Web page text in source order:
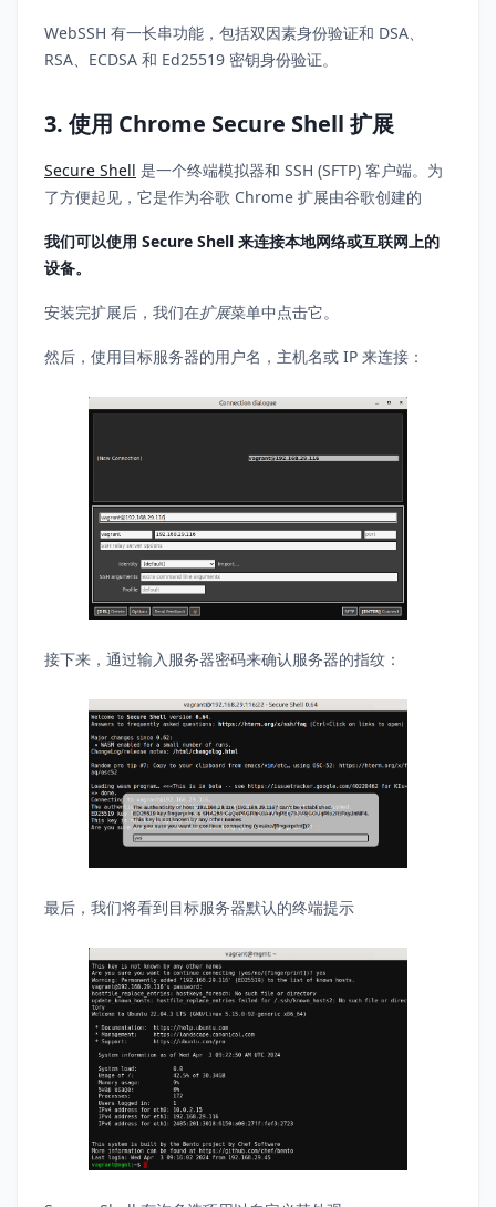
WebSSH 有一长串功能，包括双因素身份验证和 DSA、
RSA、ECDSA 和 Ed25519 密钥身份验证。
3. 使用 Chrome Secure Shell 扩展
Secure Shell 是一个终端模拟器和 SSH (SFTP) 客户端。为
了方便起见，它是作为谷歌 Chrome 扩展由谷歌创建的
我们可以使用 Secure Shell 来连接本地网络或互联网上的
设备。
安装完扩展后，我们在扩展菜单中点击它。
然后，使用目标服务器的用户名，主机名或 IP 来连接：
接下来，通过输入服务器密码来确认服务器的指纹：
最后，我们将看到目标服务器默认的终端提示